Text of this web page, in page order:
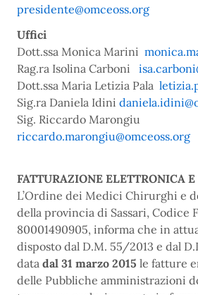
presidente@omceoss.org
Uffici
Dott.ssa Monica Marini
Rag.ra Isolina Carboni
Dott.ssa Maria Letizia Pala
Sig.ra Daniela Idini
Sig. Riccardo Marongiu
riccardo.marongiu@omceoss.org
FATTURAZIONE ELETTRONICA
L’Ordine dei Medici Chirurghi e
della provincia di Sassari, Codice
80001490905, informa che in
disposto dal D.M. 55/2013 e dal
data dal 31 marzo 2015 le fatture
delle Pubbliche amministrazioni